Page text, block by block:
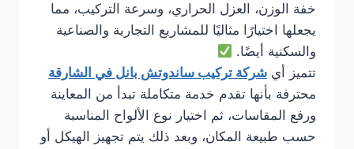
خفة الوزن، العزل الحراري، وسرعة التركيب، مما
يجعلها اختيارًا مثاليًا للمشاريع التجارية والصناعية
والسكنية أيضًا.
تتميز أي شركة تركيب ساندوتش بانل في الشارقة
محترفة بأنها تقدم خدمة متكاملة تبدأ من المعاينة
ورفع المقاسات، ثم اختيار نوع الألواح المناسبة
حسب طبيعة المكان، وبعد ذلك يتم تجهيز الهيكل أو